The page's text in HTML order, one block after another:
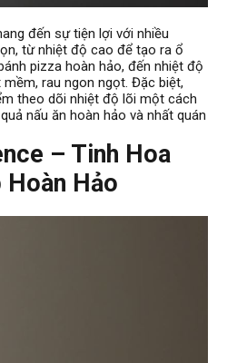
đến sự tiện lợi với nhiều
từ nhiệt độ cao để tạo ra ổ
pizza hoàn hảo, đến nhiệt độ
rau ngon ngọt. Đặc biệt,
theo dõi nhiệt độ lõi một cách
nấu ăn hoàn hảo và nhất quán
– Tinh Hoa
Hảo